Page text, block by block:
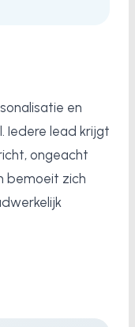
en
Iedere lead krijgt
ongeacht
bemoeit zich